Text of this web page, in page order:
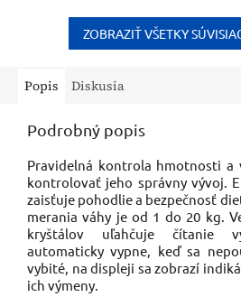
nepúdrovej úprave a vysokej
pružnosti...ZOBRAZIŤ VŠETKY
Popis Diskusia
Podrobný popis
Pravidelná kontrola hmotnosti a
kontrolovať jeho správny vývoj.
zaisťuje pohodlie a bezpečnosť
merania váhy je od 1 do 20 kg.
kryštálov uľahčuje čítanie
automaticky vypne, keď sa
vybité, na displeji sa zobrazí
ich výmeny.